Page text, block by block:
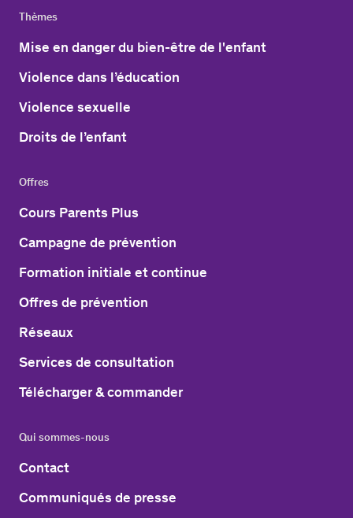
Thèmes
Mise en danger du bien-être de l'enfant
Violence dans l’éducation
Violence sexuelle
Droits de l’enfant
Offres
Cours Parents Plus
Campagne de prévention
Formation initiale et continue
Offres de prévention
Réseaux
Services de consultation
Télécharger & commander
Qui sommes-nous
Contact
Communiqués de presse